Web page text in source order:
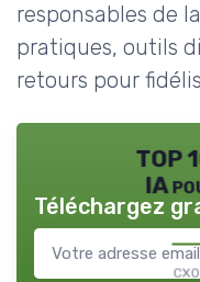
responsables de
pratiques, outils
retours pour
TOP
IA
Téléchargez